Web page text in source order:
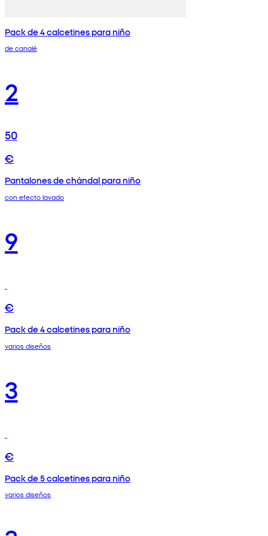
Pack de 4 calcetines para niño
de canalé
2
50
€
Pantalones de chándal para niño
con efecto lavado
9
€
Pack de 4 calcetines para niño
varios diseños
3
€
Pack de 5 calcetines para niño
varios diseños